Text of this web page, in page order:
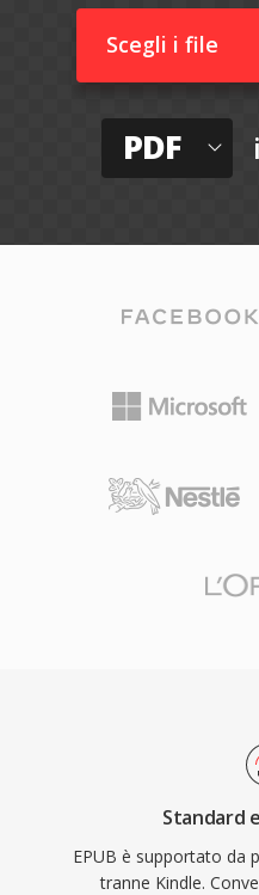
Scegli i file
PDF
Standard
EPUB è supportato da
tranne Kindle.